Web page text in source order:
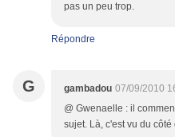
pas un peu trop.
Répondre
G gambadou 07/09/2010
@ Gwenaelle : il
sujet. Là, c'est vu du